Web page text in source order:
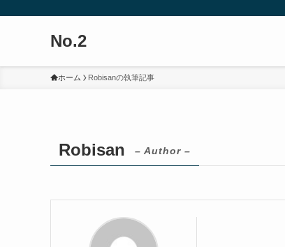
No.2
ホーム Robisanの執筆記事
Robisan – Author –